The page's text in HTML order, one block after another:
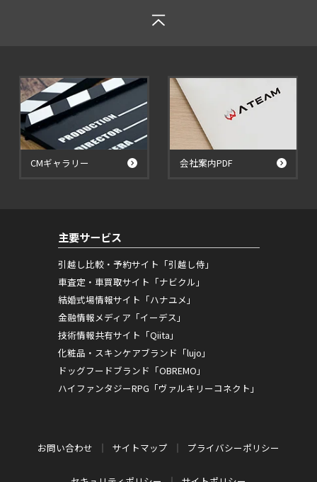
CMギャラリー 会社案内PDF
主要サービス
引越し比較・予約サイト「引越し侍」
車査定・車買取サイト「ナビクル」
結婚式場情報サイト「ハナユメ」
金融情報メディア「イーデス」
技術情報共有サイト「Qiita」
化粧品・スキンケアブランド「lujo」
ドッグフードブランド「OBREMO」
ハイファンタジーRPG「ヴァルキリーコネクト」
お問い合わせ サイトマップ プライバシーポリシー